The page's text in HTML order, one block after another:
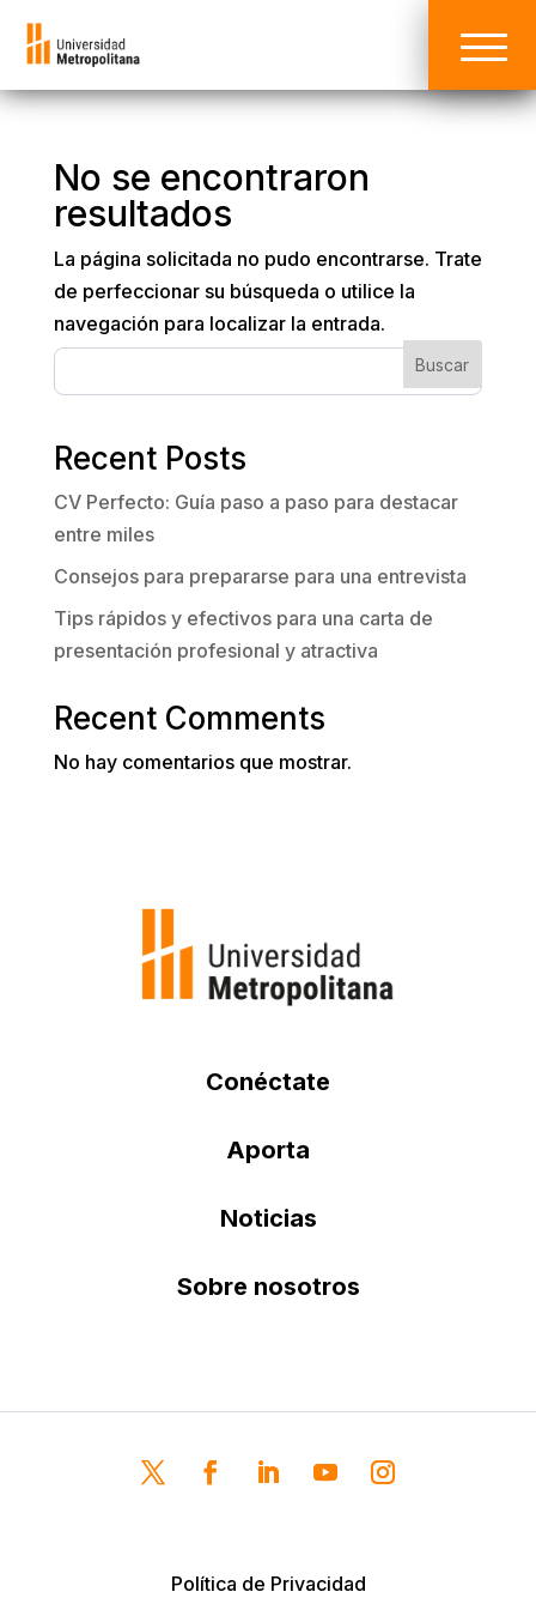
No se encontraron
resultados
La página solicitada no pudo encontrarse. Trate
de perfeccionar su búsqueda o utilice la
navegación para localizar la entrada.
Buscar
Recent Posts
CV Perfecto: Guía paso a paso para destacar
entre miles
Consejos para prepararse para una entrevista
Tips rápidos y efectivos para una carta de
presentación profesional y atractiva
Recent Comments
No hay comentarios que mostrar.
Conéctate
Aporta
Noticias
Sobre nosotros
Política de Privacidad